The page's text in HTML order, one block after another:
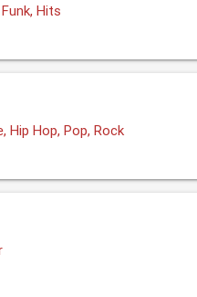
Hits
Hip Hop, Pop, Rock